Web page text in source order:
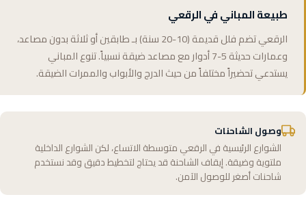
طبيعة المباني في الرقعي
الرقعي تضم فلل قديمة (10-20 سنة) بـ طابقين أو ثلاثة بدون مصاعد،
وعمارات حديثة 5-7 أدوار مع مصاعد ضيقة نسبياً. تنوع المباني
يستدعي تحضيراً مختلفاً من حيث الدرج والأبواب والممرات الضيقة.
وصول الشاحنات
الشوارع الرئيسية في الرقعي متوسطة الاتساع، لكن الشوارع الداخلية
ملتوية وضيقة. إيقاف الشاحنة قد يحتاج لتخطيط دقيق وقد نستخدم
شاحنات أصغر للوصول الآمن.